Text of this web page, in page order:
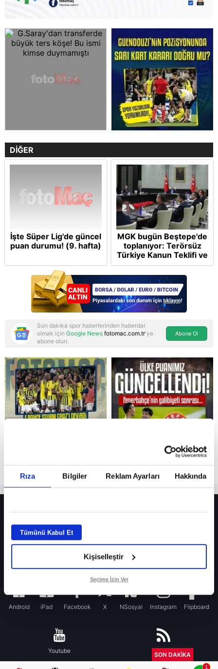
Rıza Bilgiler Reklam Ayarları Hakkında
Tümünü Kabul Et
Kişiselleştir
Seçime İzin Ver
Reddet
DİĞER
İşte Süper Lig'de güncel
puan durumu! (9. hafta)
MGK bugün Beştepe'de
toplanıyor: Terörsüz
Türkiye Kanun Teklifi ve
bölgesel güvenlik
başlıkları masada
Son dakika spor haberlerinden haberdar
olmak için Google News fotomac.com.tr'ye
abone olun.
Abone Ol
Fenerbahçe’de sürpriz ayrılık ihtimali! Devre arasında gelmişti
Fenerbahçe’nin yeni transferi Mason Greenwood için olay sözler!
Galatasaray’da rota yeniden Thiago Almada!
Android iPad Facebook X NSosyal Instagram Flipboard
Youtube RSS
SON DAKİKA
1